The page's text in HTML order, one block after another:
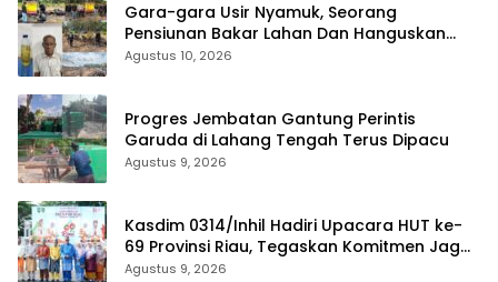
Gara-gara Usir Nyamuk, Seorang
Pensiunan Bakar Lahan Dan Hanguskan
Kebun Sawit di Inhu
Agustus 10, 2026
Progres Jembatan Gantung Perintis
Garuda di Lahang Tengah Terus Dipacu
Agustus 9, 2026
Kasdim 0314/Inhil Hadiri Upacara HUT ke-
69 Provinsi Riau, Tegaskan Komitmen Jaga
Persatuan dan Pembangunan
Agustus 9, 2026